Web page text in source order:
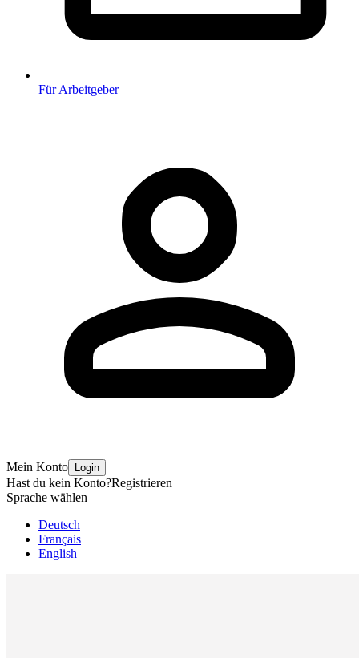
Für Arbeitgeber
Mein Konto Login
Hast du kein Konto?Registrieren
Sprache wählen
Deutsch
Français
English